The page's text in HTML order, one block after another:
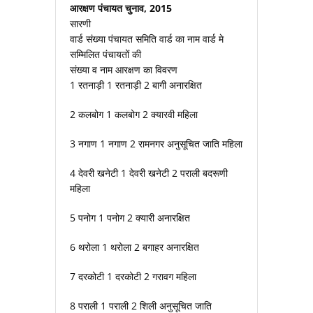
आरक्षण पंचायत चुनाव, 2015
सारणी
वार्ड संख्या पंचायत समिति वार्ड का नाम वार्ड मे
सम्मिलित पंचायतों की
संख्या व नाम आरक्षण का विवरण
1 रतनाड़ी 1 रतनाड़ी 2 बागी अनारक्षित
2 कलबोग 1 कलबोग 2 क्यारवी महिला
3 नगाण 1 नगाण 2 रामनगर अनुसूचित जाति महिला
4 देवरी खनेटी 1 देवरी खनेटी 2 पराली बदरूणी
महिला
5 पनोग 1 पनोग 2 क्यारी अनारक्षित
6 थरोला 1 थरोला 2 बगाहर अनारक्षित
7 दरकोटी 1 दरकोटी 2 गरावग महिला
8 पराली 1 पराली 2 शिली अनुसूचित जाति